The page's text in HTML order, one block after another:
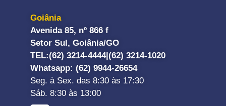
Goiânia
Avenida 85, nº 866 f
Setor Sul, Goiânia/GO
TEL:(62) 3214-4444|(62) 3214-1020
Whatsapp: (62) 9944-26654
Seg. à Sex. das 8:30 às 17:30
Sáb. 8:30 às 13:00